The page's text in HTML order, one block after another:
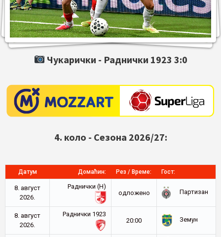
Чукарички - Раднички 1923 3:0
4. коло - Сезона 2026/27:
Датум Домаћин: Рез / Време: Гост:
8. август
2026.
Раднички (Н)
oдложено
Партизан
8. август
2026.
Раднички 1923
20:00
Земун